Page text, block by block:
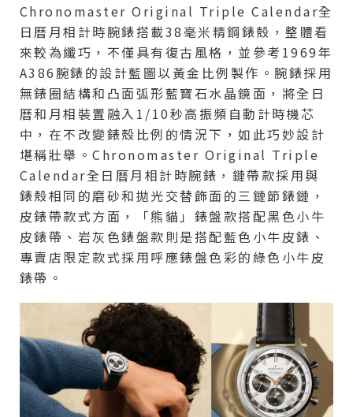
Chronomaster Original Triple Calendar全
日曆月相計時腕錶搭載38毫米精鋼錶殼，整體看
來較為纖巧，不僅具有復古風格，並參考1969年
A386腕錶的設計藍圖以黃金比例製作。腕錶採用
無錶圈結構和凸面弧形藍寶石水晶鏡面，將全日
曆和月相裝置融入1/10秒高振頻自動計時機芯
中，在不改變錶殼比例的情況下，如此巧妙設計
堪稱壯舉。Chronomaster Original Triple
Calendar全日曆月相計時腕錶，鏈帶款採用與
錶殼相同的磨砂和拋光交替飾面的三鏈節錶鏈，
皮錶帶款式方面，「熊貓」錶盤款搭配黑色小牛
皮錶帶、岩灰色錶盤款則是搭配藍色小牛皮錶、
專賣店限定款式採用呼應錶盤色彩的綠色小牛皮
錶帶。